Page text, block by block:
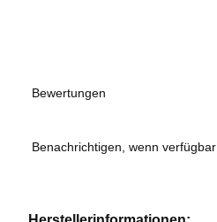
Bewertungen
Benachrichtigen, wenn verfügbar